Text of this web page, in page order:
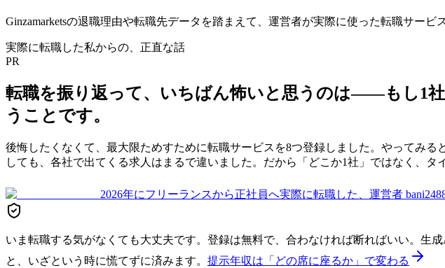
Ginzamarketsの退職理由や転職先データを踏まえて、運営者が実際に使った転職サービ
実際に転職した私からの、正直な話
PR
転職を振り返って、いちばん怖いと思うのは——もし1
うことです。
後悔したくなくて、最大限ためすために転職サービスを8つ登録しました。やってみ
しても、各社で出てくる求人はまるで違いました。だから「どこか1社」ではなく、
2026年にフリーランスから正社員へ実際に転職した、運営者
いま転職する気がなくても大丈夫です。登録は無料で、合わなければ断ればいい。生
と、いざという時に慌てずに済みます。 提示年収は「どの席に座るか」で変わる